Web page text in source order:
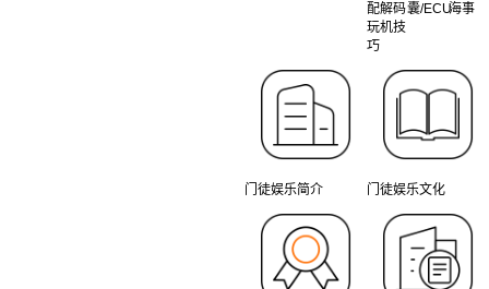
配解码囊/ECU海事
玩机技
巧
门徒娱乐简介 门徒娱乐文化